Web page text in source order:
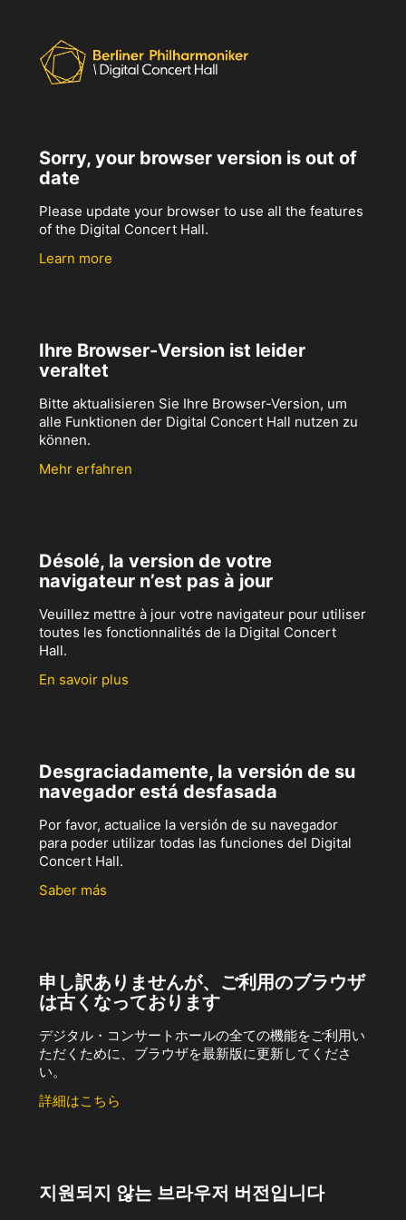
Sorry, your browser version is out of
date
Please update your browser to use all the features
of the Digital Concert Hall.
Learn more
Ihre Browser-Version ist leider
veraltet
Bitte aktualisieren Sie Ihre Browser-Version, um
alle Funktionen der Digital Concert Hall nutzen zu
können.
Mehr erfahren
Désolé, la version de votre
navigateur n’est pas à jour
Veuillez mettre à jour votre navigateur pour utiliser
toutes les fonctionnalités de la Digital Concert
Hall.
En savoir plus
Desgraciadamente, la versión de su
navegador está desfasada
Por favor, actualice la versión de su navegador
para poder utilizar todas las funciones del Digital
Concert Hall.
Saber más
申し訳ありませんが、ご利用のブラウザ
は古くなっております
デジタル・コンサートホールの全ての機能をご利用い
ただくために、ブラウザを最新版に更新してくださ
い。
詳細はこちら
지원되지 않는 브라우저 버전입니다